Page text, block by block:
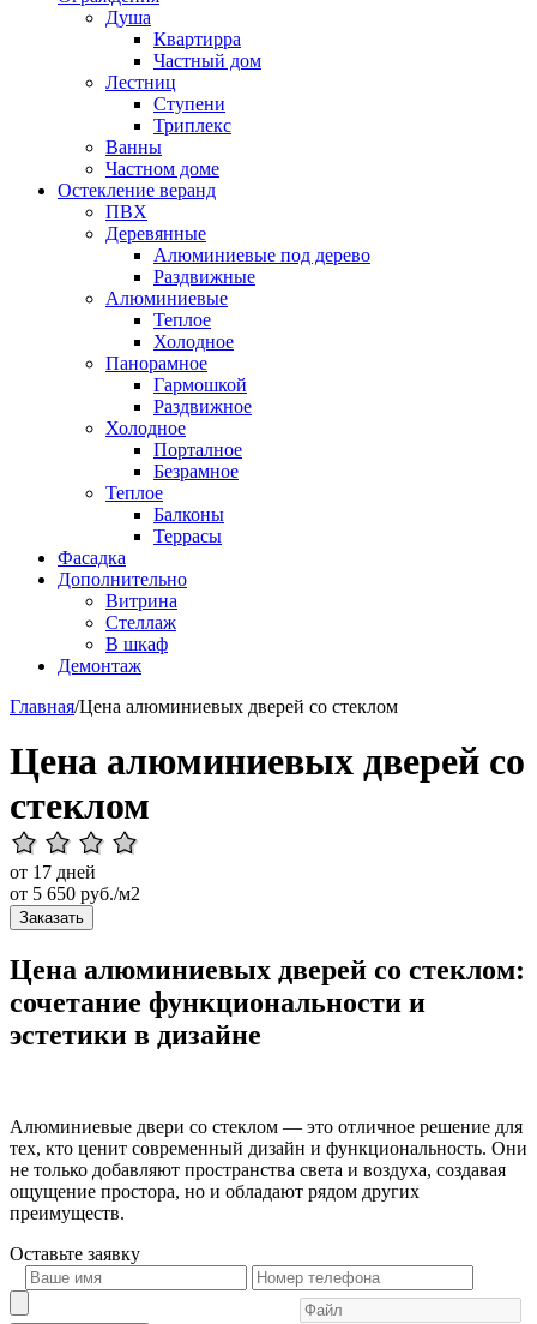
Душа
Квартирра
Частный дом
Лестниц
Ступени
Триплекс
Ванны
Частном доме
Остекление веранд
ПВХ
Деревянные
Алюминиевые под дерево
Раздвижные
Алюминиевые
Теплое
Холодное
Панорамное
Гармошкой
Раздвижное
Холодное
Порталное
Безрамное
Теплое
Балконы
Террасы
Фасадка
Дополнительно
Витрина
Стеллаж
В шкаф
Демонтаж
Главная/Цена алюминиевых дверей со стеклом
Цена алюминиевых дверей со
стеклом
от 17 дней
от 5 650 руб./м2
Заказать
Цена алюминиевых дверей со стеклом:
сочетание функциональности и
эстетики в дизайне
Алюминиевые двери со стеклом — это отличное решение для
тех, кто ценит современный дизайн и функциональность. Они
не только добавляют пространства света и воздуха, создавая
ощущение простора, но и обладают рядом других
преимуществ.
Оставьте заявку